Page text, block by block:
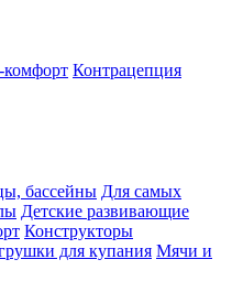
Контрацепция
бассейны Для самых
Детские развивающие
Конструкторы
для купания Мячи и